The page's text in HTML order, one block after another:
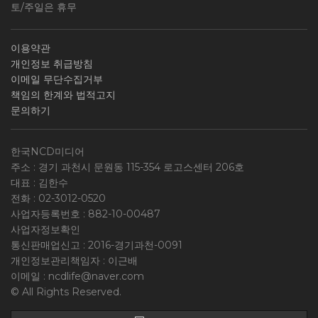
토/주일은 휴무
이용약관
개인정보 취급방침
이메일 무단수집거부
책임의 한계와 법적고지
문의하기
한국NCD미디어
주소 : 경기 과천시 문원동 115-354 로고스센터 206호
대표 : 김한수
전화 : 02-3012-0520
사업자등록번호 : 882-10-00487
사업자정보확인
통신판매업신고 : 2016-경기과천-0091
개인정보관리책임자 : 이근배
이메일 : ncdlife@naver.com
© All Rights Reserved.